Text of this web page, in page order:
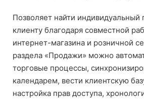
Позволяет найти
клиенту благодаря совместной
интернет-магазина и розничной
раздела «Продажи» можно
торговые процессы,
календарем, вести клиентскую
настройка прав доступа,